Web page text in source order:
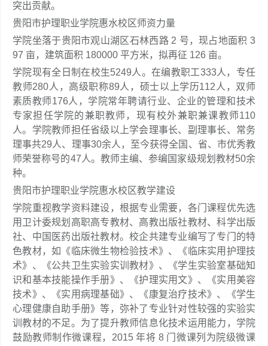
突出贡献。
贵阳市护理职业学院惠水校区师资力量
学院坐落于贵阳市观山湖区石林西路 2 号，现占地面积 3
97 亩，建筑面积 180000 平方米，拟再征 126 亩。
学院现有全日制在校生5249人。在编教职工333人，专任
教师280人，高级职称89人，硕士以上学历112人，双师
素质教师176人，学院常年聘请行业、企业的管理和技术
专家担任学院的兼职教师，现有校外兼职兼课教师110
人。学院教师担任省级以上学会理事长、副理事长、常务
理事共29人、理事30余人，至今获得全国、省、市优秀教
师荣誉称号的47人。教师主编、参编国家级规划教材50余
种。
贵阳市护理职业学院惠水校区教学建设
学院重视教学资料建设，根据专业需要，各门课程优先选
用卫计委规划高职高专教材、高教出版社教材、科学出版
社、中国医药出版社教材。校企共建专业编写了专门的特
色教材，如《临床微生物检验技术》、《临床实用护理技
术》、《公共卫生实验实训教材》、《学生实验室基础知
识和基本技能操作手册》、《护理实用文》、《实用美容
技术》、《实用病理基础》、《康复治疗技术》、《学生
心理健康自助手册》等，弥补了专业针对性较强的实验实
训教材的不足。为了提升教师信息化技术运用能力，学院
鼓励教师制作微课程，2015 年将 8 门微课列为院级微课